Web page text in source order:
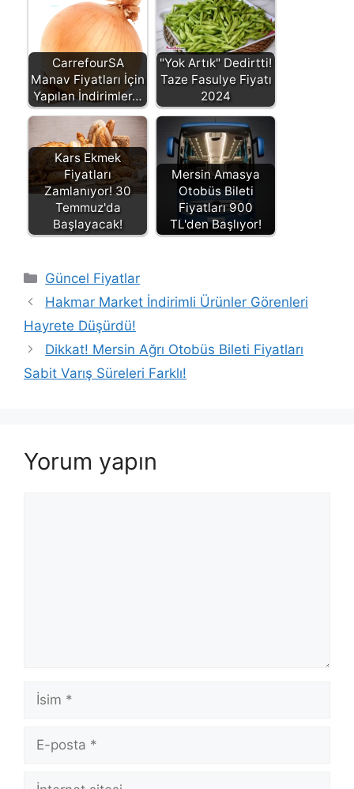
CarrefourSA
Manav Fiyatları İçin
Yapılan İndirimler…
"Yok Artık" Dedirtti!
Taze Fasulye Fiyatı
2024
Kars Ekmek
Fiyatları
Zamlanıyor! 30
Temmuz'da
Başlayacak!
Mersin Amasya
Otobüs Bileti
Fiyatları 900
TL'den Başlıyor!
Kategoriler
Güncel Fiyatlar
Hakmar Market İndirimli Ürünler Görenleri
Hayrete Düşürdü!
Dikkat! Mersin Ağrı Otobüs Bileti Fiyatları
Sabit Varış Süreleri Farklı!
Yorum yapın
İsim
posta
İnternet